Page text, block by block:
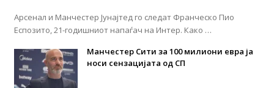
Арсенал и Манчестер Јунајтед го следат Франческо Пио
Еспозито, 21-годишниот напаѓач на Интер. Како …
Манчестер Сити за 100 милиони евра ја
носи сензацијата од СП